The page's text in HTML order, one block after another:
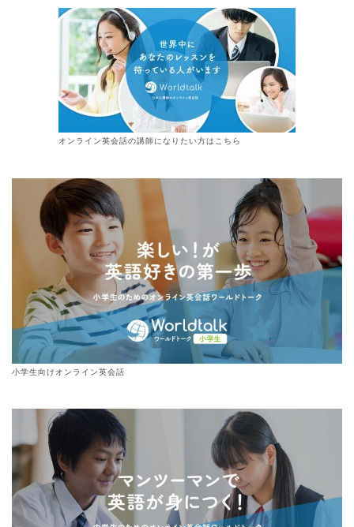
オンライン英会話の講師になりたい方はこちら
小学生向けオンライン英会話